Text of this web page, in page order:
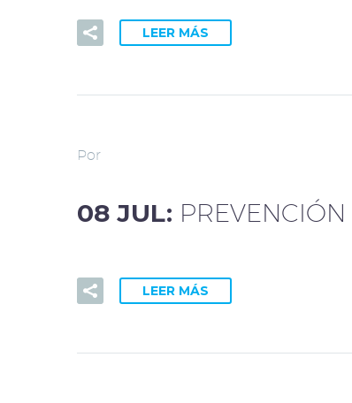
LEER MÁS
Por
08 JUL:
LEER MÁS